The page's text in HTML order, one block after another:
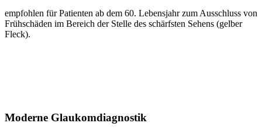
empfohlen für Patienten ab dem 60. Lebensjahr zum Ausschluss von
Frühschäden im Bereich der Stelle des schärfsten Sehens (gelber
Fleck).
Moderne Glaukomdiagnostik